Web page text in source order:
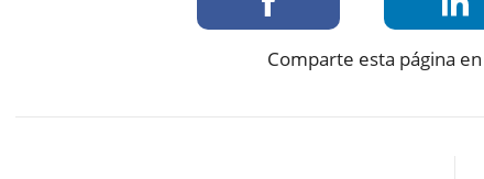
Comparte esta página